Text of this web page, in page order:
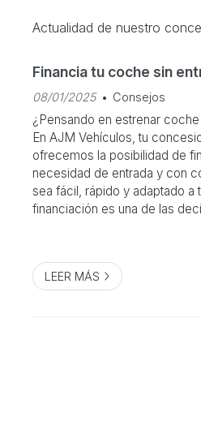
Actualidad de nuestro
Financia tu coche sin
08/01/2025 Consejos
¿Pensando en estrenar
En AJM Vehículos, tu
ofrecemos la posibilidad de
necesidad de entrada y con
sea fácil, rápido y adaptado
financiación es una de las
LEER MÁS